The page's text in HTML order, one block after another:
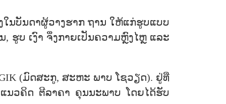
ນບັນດາຜູ້ວາງຮາກ ຖານ ໃຫ້ແກ່ຮູບແບບ
ຮູບ ເງົາ ຈຶ່ງກາຍເປັນຄວາມຫຼົງໄຫຼ ແລະ
(ມົດສະກູ, ສະຫະ ພາບ ໂຊວຽດ). ຢູ່ທີ່
ນວຄິດ ຕີລາຄາ ຄຸນນະພາບ ໂດຍໄດ້ຮັບ